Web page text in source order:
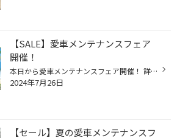
【SALE】愛車メンテナンスフェア
開催！
本日から愛車メンテナンスフェア開催！ 詳しくはこちらのWEBチラシをご覧ください 当店オススメ No.1 【エンジンオイル交換】 いつものオイルがお得に交換！ 通常5,480円のところ、工賃込みで2,480円！ １日５台限定となっておりますのでお早めに(^^)/ 当店オススメ No.2 【バッテリー交換】 通常価...
2024年7月26日
【セール】夏の愛車メンテナンスフ